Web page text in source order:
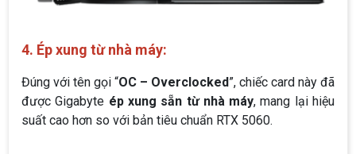
4. Ép xung từ nhà máy:
Đúng với tên gọi “OC – Overclocked”, chiếc card này đã
được Gigabyte ép xung sẵn từ nhà máy, mang lại hiệu
suất cao hơn so với bản tiêu chuẩn RTX 5060.